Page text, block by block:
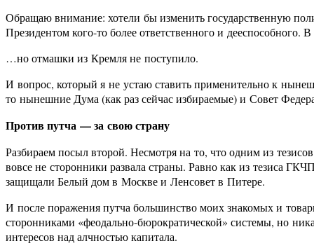
Обращаю внимание: хотели бы изменить государственную
Президентом кого-то более ответственного и
…но отмашки из Кремля не поступило.
И вопрос, который я не устаю ставить применительно к
то нынешние Дума (как раз сейчас избираемые) и Совет
Против путча — за свою страну
Разбираем посыл второй. Несмотря на то, что одним из
вовсе не сторонники развала страны. Равно как из тезиса
защищали Белый дом в Москве и Ленсовет в Питере.
И после поражения путча большинство моих знакомых и
сторонниками «феодально-бюрократической» системы, но
интересов над алчностью капитала.